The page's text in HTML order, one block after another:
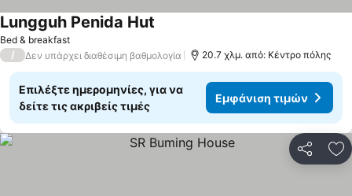
Bed & breakfast
Lungguh Penida Hut
/ Δεν υπάρχει διαθέσιμη βαθμολογία 20.7 χλμ. από: Κέντρο πόλης
Επιλέξτε ημερομηνίες, για να
δείτε τις ακριβείς τιμές
Εμφάνιση τιμών